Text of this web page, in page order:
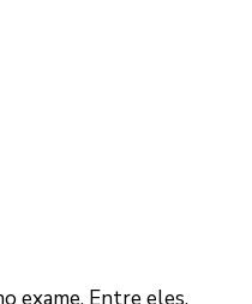
exame. Entre eles,